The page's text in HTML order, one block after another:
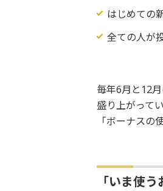
はじめての
全ての人が
毎年6月と12
盛り上がって
「ボーナスの
「いま使